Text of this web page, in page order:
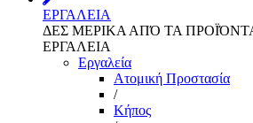
ΕΡΓΑΛΕΙΑ
ΔΕΣ ΜΕΡΙΚΑ ΑΠΌ ΤΑ
ΕΡΓΑΛΕΙΑ
Εργαλεία
Aτομική Προστασία
/
Kήπος